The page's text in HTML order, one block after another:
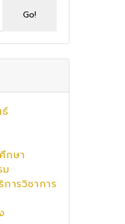
กษา
ม
ารวิชาการ